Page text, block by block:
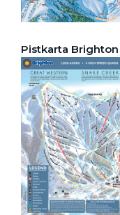
Pistkarta Brighton